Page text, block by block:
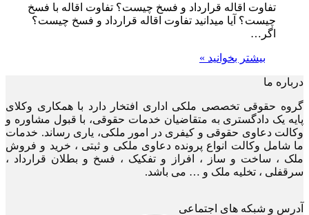
تفاوت اقاله قرارداد و فسخ چیست؟ تفاوت اقاله با فسخ
چیست؟ آیا میدانید تفاوت اقاله قرارداد و فسخ چیست؟
اگر…
بیشتر بخوانید »
درباره ما
گروه حقوقی تخصصی ملکی اداری افتخار دارد با همکاری وکلای
پایه یک دادگستری به متقاضیان خدمات حقوقی، با قبول مشاوره و
وکالت دعاوی حقوقی و کیفری در امور ملکی، یاری رساند. خدمات
ما شامل وکالت انواع پرونده دعاوی ملکی و ثبتی ، خرید و فروش
ملک ، ساخت و ساز ، افراز و تفکیک ، فسخ و بطلان قرارداد ،
سرقفلی ، تخلیه ملک و … می باشد.
آدرس و شبکه های اجتماعی